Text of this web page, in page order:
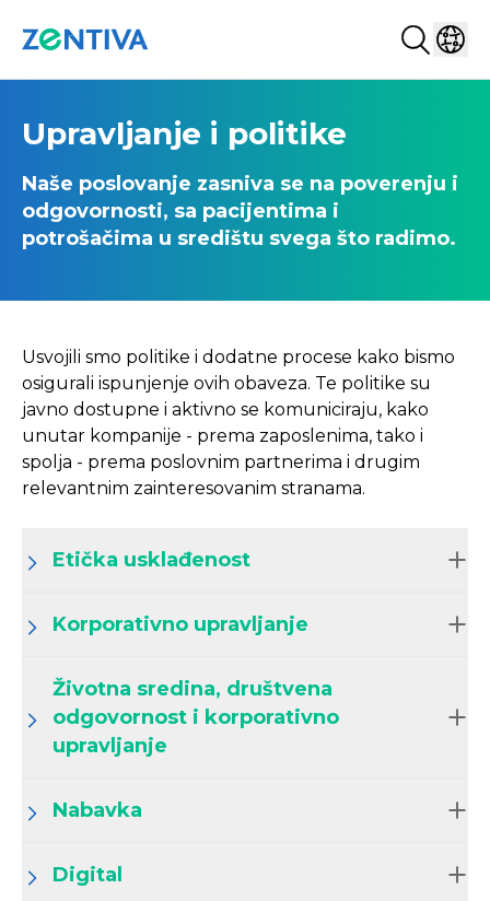
Search...
Upravljanje i politike
Naše poslovanje zasniva se na poverenju i
odgovornosti, sa pacijentima i
potrošačima u središtu svega što radimo.
Usvojili smo politike i dodatne procese kako bismo
osigurali ispunjenje ovih obaveza. Te politike su
javno dostupne i aktivno se komuniciraju, kako
unutar kompanije - prema zaposlenima, tako i
spolja - prema poslovnim partnerima i drugim
relevantnim zainteresovanim stranama.
Etička usklađenost
Korporativno upravljanje
Životna sredina, društvena
odgovornost i korporativno
upravljanje
Nabavka
Digital